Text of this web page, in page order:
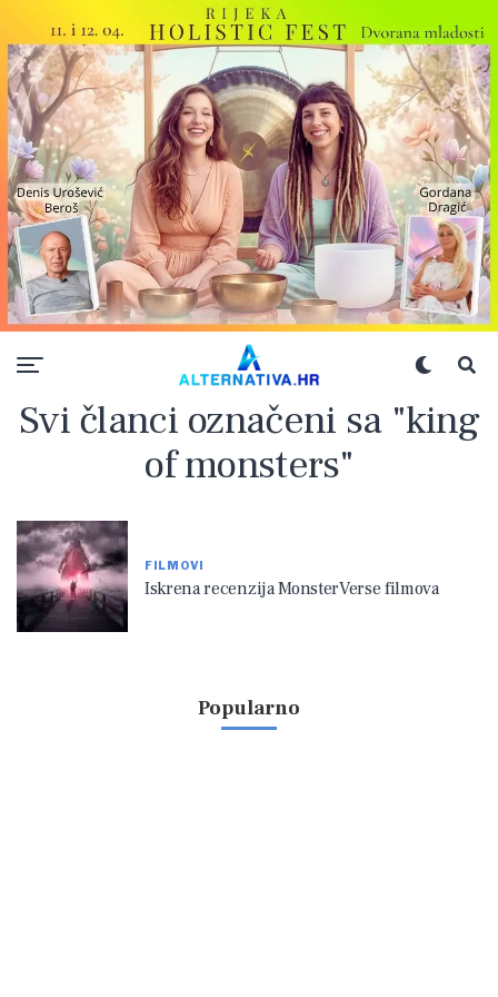
Svi članci označeni sa "king
of monsters"
FILMOVI
Iskrena recenzija MonsterVerse filmova
Popularno